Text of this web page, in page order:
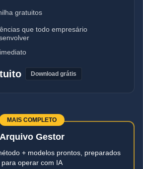
gratuitos
que todo empresário
Download grátis
MAIS COMPLETO
Arquivo Gestor
+ modelos prontos, preparados
para operar com IA